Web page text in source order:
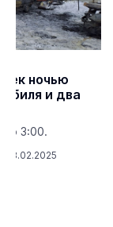
ночью
и два
3:00.